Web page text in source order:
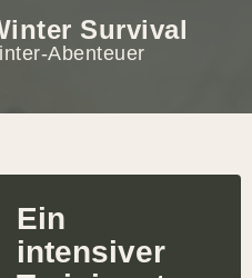
Survival
Abenteuer
Ein
intensiver